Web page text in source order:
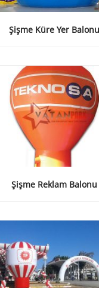
Şişme Küre Yer Balonu
Şişme Reklam Balonu